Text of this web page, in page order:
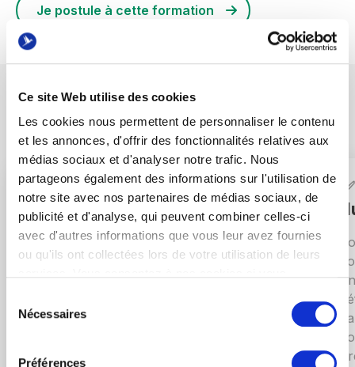
Ce site Web utilise des cookies
Les cookies nous permettent de personnaliser le contenu
et les annonces, d'offrir des fonctionnalités relatives aux
médias sociaux et d'analyser notre trafic. Nous
partageons également des informations sur l'utilisation de
notre site avec nos partenaires de médias sociaux, de
publicité et d'analyse, qui peuvent combiner celles-ci
avec d'autres informations que vous leur avez fournies
ou qu'ils ont collectées lors de votre utilisation de leurs
Nécessaires
Préférences
Je postule à cette formation
Le contenu de la formation
✅ Définition du besoin
Dès le début, vous serez plongé dans
l’analyse de contexte et l’identification des
besoins utilisateurs. Ce module vous
actuelles, et à anticiper les évolutions
votre projet fil rouge. Il contient
✅